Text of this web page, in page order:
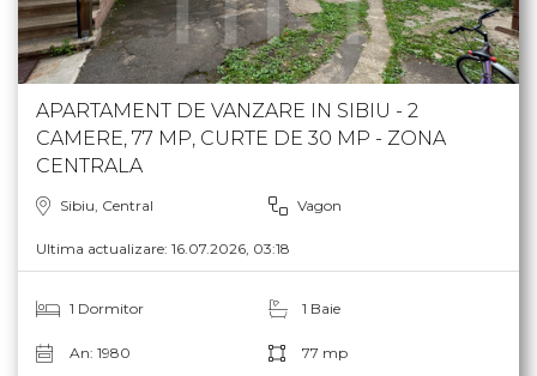
APARTAMENT DE VANZARE IN SIBIU - 2
CAMERE, 77 MP, CURTE DE 30 MP - ZONA
CENTRALA
Sibiu, Central Vagon
Ultima actualizare: 16.07.2026, 03:18
1 Dormitor 1 Baie
An: 1980 77 mp